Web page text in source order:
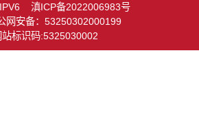
滇ICP备2022006983号
网安备：53250302000199
站标识码:5325030002